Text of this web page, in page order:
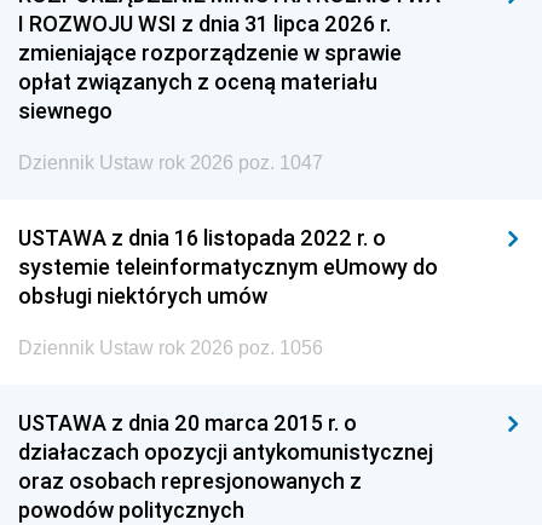
I ROZWOJU WSI z dnia 31 lipca 2026 r.
zmieniające rozporządzenie w sprawie
opłat związanych z oceną materiału
siewnego
Dziennik Ustaw rok 2026 poz. 1047
USTAWA z dnia 16 listopada 2022 r. o
systemie teleinformatycznym eUmowy do
obsługi niektórych umów
Dziennik Ustaw rok 2026 poz. 1056
USTAWA z dnia 20 marca 2015 r. o
działaczach opozycji antykomunistycznej
oraz osobach represjonowanych z
powodów politycznych